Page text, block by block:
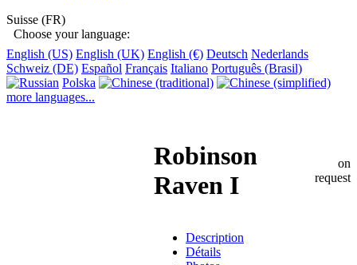
Suisse (FR)
Choose your language:
English (US) English (UK) English (€) Deutsch Nederlands
Schweiz (DE) Español Français Italiano Português (Brasil)
Polska
more languages...
Robinson
Raven I
on
request
Description
Détails